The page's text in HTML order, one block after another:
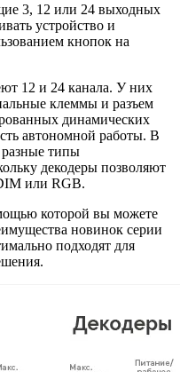
3, 12 или 24 выходных
устройство и
кнопок на
12 и 24 канала. У них
клеммы и разъем
динамических
автономной работы. В
типы
декодеры позволяют
или RGB.
которой вы можете
новинок серии
подходят для